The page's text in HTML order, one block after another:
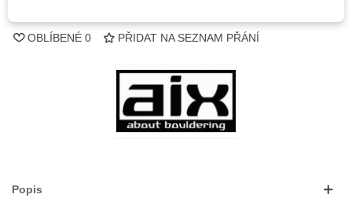
OBLÍBENÉ 0 PŘIDAT NA SEZNAM PŘÁNÍ
Popis